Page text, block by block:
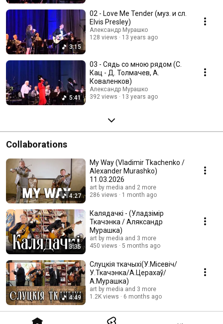
3:15
02 - Love Me Tender (муз. и сл.
Elvis Presley)
Александр Мурашко
128 views
13 years ago
5:41
03 - Сядь со мною рядом (С.
Кац - Д. Толмачев, А.
Коваленков)
Александр Мурашко
392 views
13 years ago
Collaborations
4:27
My Way (Vladimir Tkachenko /
Alexander Murashko)
11.03.2026
art by media and 2 more
286 views
1 month ago
3:35
Калядачкі - (Уладзімір
Ткачэнка / Аляксандр
Мурашка)
art by media and 3 more
450 views
5 months ago
4:49
Слуцкія ткачыхі(У.Місевіч/
У.Ткачэнка/А.Церахаў/
А.Мурашка)
art by media and 3 more
1.2K views
6 months ago